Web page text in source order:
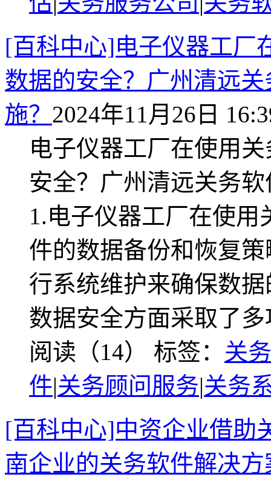
[百科中心]电子仪器工厂
数据的安全？广州清远
施？ 2024年11月26日
电子仪器工厂在使用
安全？广州清远关务
1.电子仪器工厂在使
件的数据备份和恢复
行系统维护来确保数
数据安全方面采取了
阅读（14） 标签： 关
件|关务顾问服务|关务
[百科中心]中资企业借助
南企业的关务软件解决